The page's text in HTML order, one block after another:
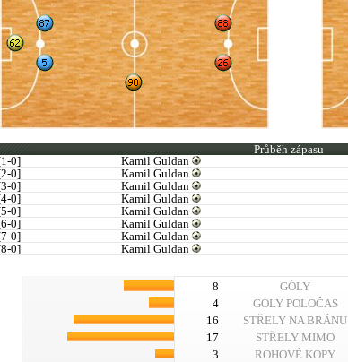
Průběh zápasu
0]
Kamil Guldan
0]
Kamil Guldan
0]
Kamil Guldan
0]
Kamil Guldan
0]
Kamil Guldan
0]
Kamil Guldan
0]
Kamil Guldan
0]
Kamil Guldan
8 GÓLY
4
GÓLY POLOČAS
16
STŘELY NA BRÁNU
17
STŘELY MIMO
3
ROHOVÉ KOPY